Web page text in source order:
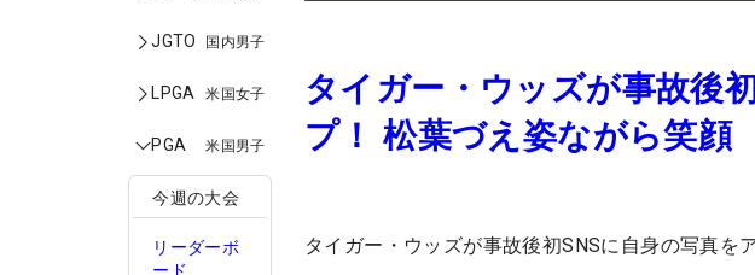
JGTO 国内男子
LPGA 米国女子
PGA 米国男子
今週の大会
リーダーボ
ード
タイガー・ウッズが事故後
プ！ 松葉づえ姿ながら笑顔
タイガー・ウッズが事故後初SNSに自身の写真を